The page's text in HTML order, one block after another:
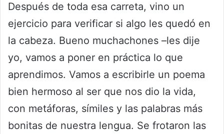
Después de toda esa carreta, vino un
ejercicio para verificar si algo les quedó en
la cabeza. Bueno muchachones –les dije
yo, vamos a poner en práctica lo que
aprendimos. Vamos a escribirle un poema
bien hermoso al ser que nos dio la vida,
con metáforas, símiles y las palabras más
bonitas de nuestra lengua. Se frotaron las